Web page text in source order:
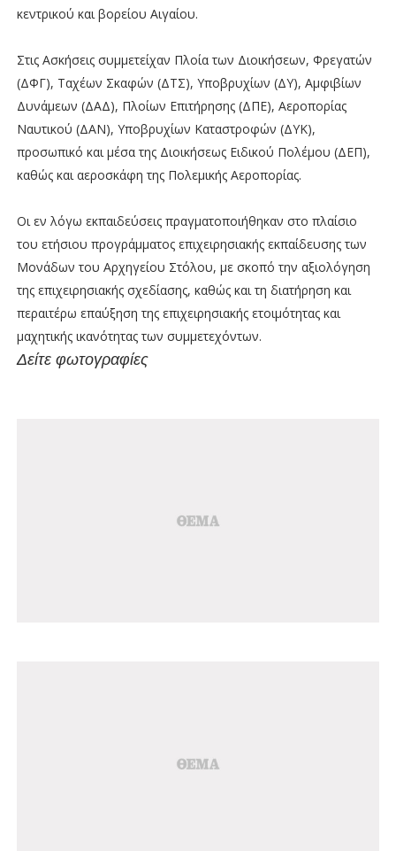
κεντρικού και βορείου Αιγαίου.
Στις Ασκήσεις συμμετείχαν Πλοία των Διοικήσεων, Φρεγατών
(ΔΦΓ), Ταχέων Σκαφών (ΔΤΣ), Υποβρυχίων (ΔΥ), Αμφιβίων
Δυνάμεων (ΔΑΔ), Πλοίων Επιτήρησης (ΔΠΕ), Αεροπορίας
Ναυτικού (ΔΑΝ), Υποβρυχίων Καταστροφών (ΔΥΚ),
προσωπικό και μέσα της Διοικήσεως Ειδικού Πολέμου (ΔΕΠ),
καθώς και αεροσκάφη της Πολεμικής Αεροπορίας.
Οι εν λόγω εκπαιδεύσεις πραγματοποιήθηκαν στο πλαίσιο
του ετήσιου προγράμματος επιχειρησιακής εκπαίδευσης των
Μονάδων του Αρχηγείου Στόλου, με σκοπό την αξιολόγηση
της επιχειρησιακής σχεδίασης, καθώς και τη διατήρηση και
περαιτέρω επαύξηση της επιχειρησιακής ετοιμότητας και
μαχητικής ικανότητας των συμμετεχόντων.
Δείτε φωτογραφίες